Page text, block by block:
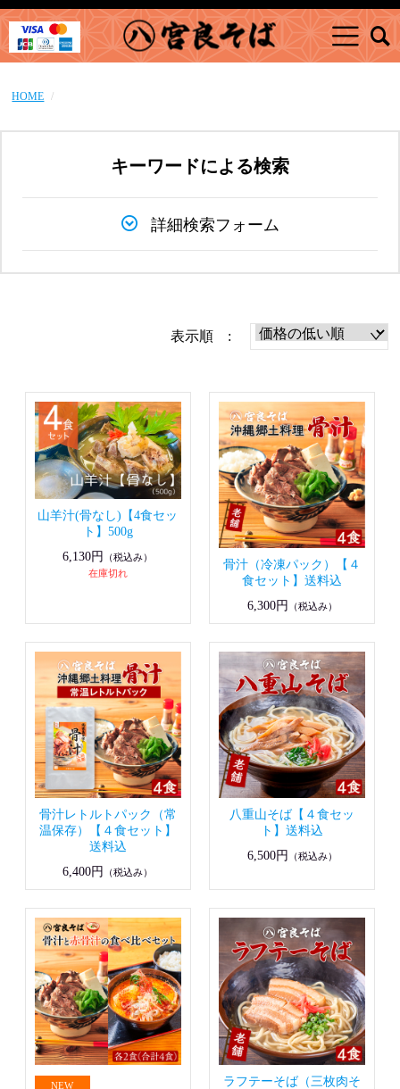
HOME
キーワードによる検索
詳細検索フォーム
表示順 :
山羊汁(骨なし)【4食セッ
ト】500g
6,130円
（税込み）
在庫切れ
骨汁（冷凍パック）【４
食セット】送料込
6,300円
（税込み）
骨汁レトルトパック（常
温保存）【４食セット】
送料込
6,400円
（税込み）
八重山そば【４食セッ
ト】送料込
6,500円
（税込み）
ラフテーそば（三枚肉そ